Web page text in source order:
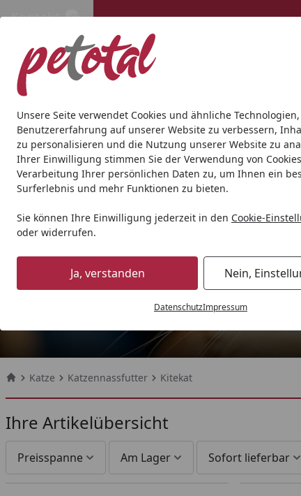
Unsere Seite verwendet Cookies und ähnliche
Benutzererfahrung auf unserer Website zu verbessern,
zu personalisieren und die Nutzung unserer Website zu
Ihrer Einwilligung stimmen Sie der Verwendung von
Verarbeitung Ihrer persönlichen Daten zu, um Ihnen ein
Surferlebnis und mehr Funktionen zu bieten.
Sie können Ihre Einwilligung jederzeit in den Cookie-
oder widerrufen.
Ja, verstanden Nein,
DatenschutzImpressum
Kontakt
Hund Katze Aquaristik Teich Andere Tierarten
Katze Katzennassfutter Kitekat
Ihre Artikelübersicht
Preisspanne Am Lager Sofort lieferbar